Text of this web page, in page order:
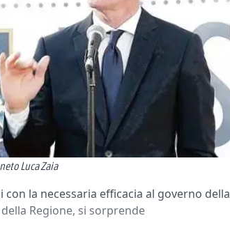
Luca Zaia
la necessaria efficacia al governo della
Regione, si sorprende